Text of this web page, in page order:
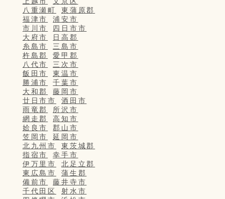
八重瀬町
東蒲原郡
福津市
浦安市
市川市
四日市市
大府市
日高郡
糸島市
三島市
杵島郡
愛甲郡
八代市
三次市
飯田市
東温市
勝浦市
千葉市
大和郡
藤岡市
廿日市市
酒田市
雨竜郡
所沢市
網走郡
高知市
姶良市
郡山市
笠岡市
延岡市
北九州市
東茨城郡
指宿市
幸手市
伊万里市
北足立郡
東広島市
蒲生郡
備前市
藤井寺市
千代田区
射水市